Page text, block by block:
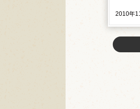
2010年